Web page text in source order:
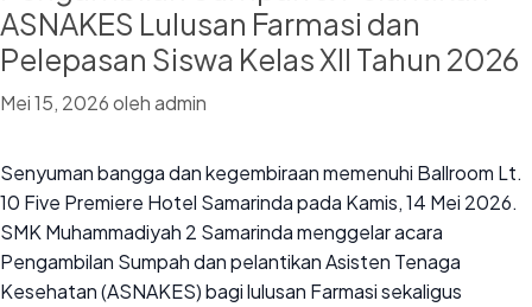
ASNAKES Lulusan Farmasi dan
Pelepasan Siswa Kelas XII Tahun 2026
Mei 15, 2026olehadmin
Senyuman bangga dan kegembiraan memenuhi Ballroom Lt.
10 Five Premiere Hotel Samarinda pada Kamis, 14 Mei 2026.
SMK Muhammadiyah 2 Samarinda menggelar acara
Pengambilan Sumpah dan pelantikan Asisten Tenaga
Kesehatan (ASNAKES) bagi lulusan Farmasi sekaligus